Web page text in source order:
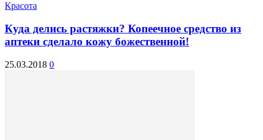
Красота
Куда делись растяжки? Копеечное средство из
аптеки сделало кожу божественной!
25.03.2018 0